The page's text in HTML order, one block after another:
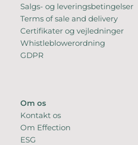
Salgs- og leveringsbetingelser
Terms of sale and delivery
Certifikater og vejledninger
Whistleblowerordning
GDPR
Om os
Kontakt os
Om Effection
ESG